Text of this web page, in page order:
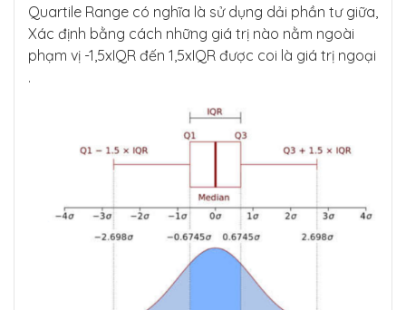
Quartile Range có nghĩa là sử dụng dải phần tư giữa,
Xác định bằng cách những giá trị nào nằm ngoài
phạm vị -1,5xIQR đến 1,5xIQR được coi là giá trị ngoại
.